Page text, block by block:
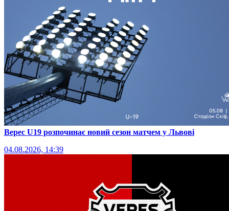
Верес U19 розпочинає новий сезон матчем у Львові
04.08.2026, 14:39